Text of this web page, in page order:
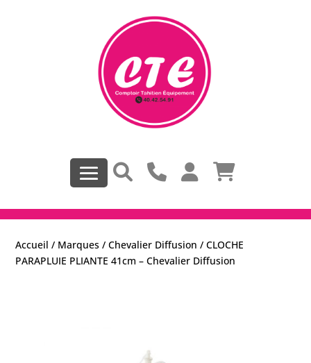
Accueil / Marques /Chevalier Diffusion / CLOCHE
PARAPLUIE PLIANTE 41cm – Chevalier Diffusion